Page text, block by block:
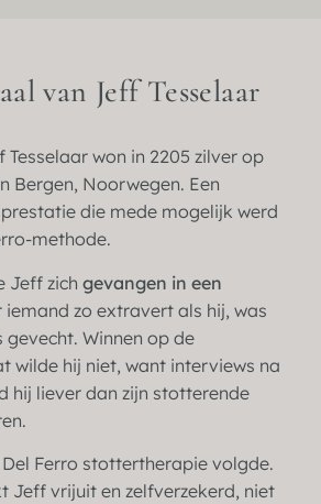
van Jeff Tesselaar
won in 2205 zilver op
Bergen, Noorwegen. Een
die mede mogelijk werd
methode.
Jeff zich gevangen in een
iemand zo extravert als hij, was
Winnen op de
wilde hij niet, want interviews na
hij liever dan zijn stotterende
Del Ferro stottertherapie volgde.
Jeff vrijuit en zelfverzekerd, niet